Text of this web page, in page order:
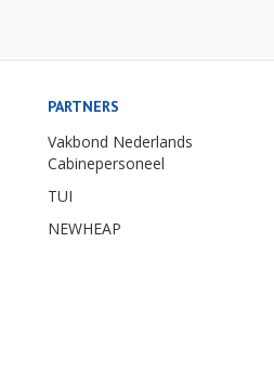
PARTNERS
Vakbond Nederlands
Cabinepersoneel
TUI
NEWHEAP